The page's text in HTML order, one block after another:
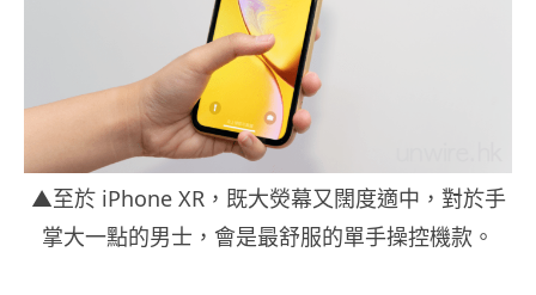
▲至於 iPhone XR，既大熒幕又闊度適中，對於手
掌大一點的男士，會是最舒服的單手操控機款。